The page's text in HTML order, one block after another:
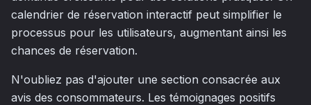
calendrier de réservation interactif peut simplifier le
processus pour les utilisateurs, augmentant ainsi les
chances de réservation.
N'oubliez pas d'ajouter une section consacrée aux
avis des consommateurs. Les témoignages positifs